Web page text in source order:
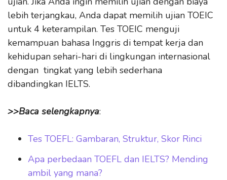
lebih terjangkau, Anda dapat memilih ujian TOEIC
untuk 4 keterampilan. Tes TOEIC menguji
kemampuan bahasa Inggris di tempat kerja dan
kehidupan sehari-hari di lingkungan internasional
dengan tingkat yang lebih sederhana
dibandingkan IELTS.
>>Baca selengkapnya:
Tes TOEFL: Gambaran, Struktur, Skor Rinci
Apa perbedaan TOEFL dan IELTS? Mending
ambil yang mana?